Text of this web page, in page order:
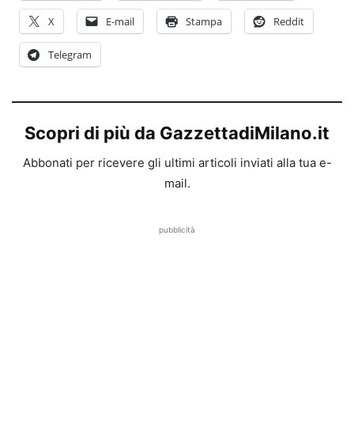
X E-mail Stampa Reddit
Telegram
Scopri di più da GazzettadiMilano.it
Abbonati per ricevere gli ultimi articoli inviati alla tua e-
mail.
pubblicità